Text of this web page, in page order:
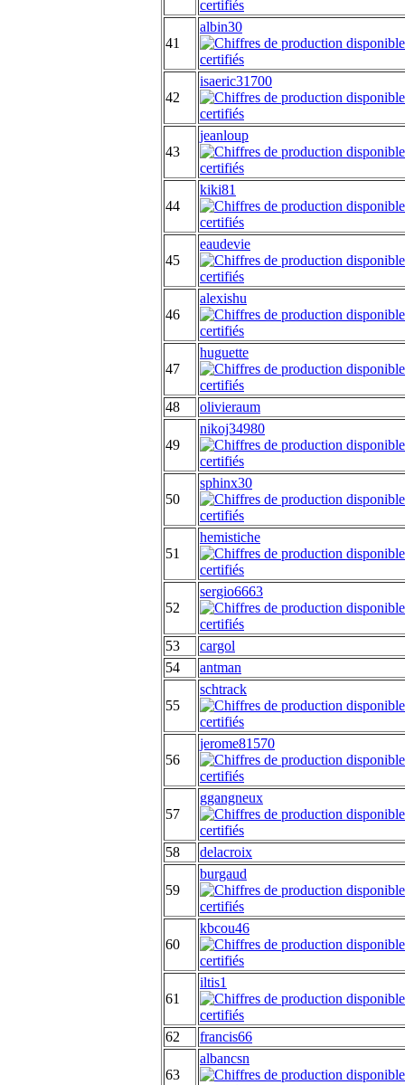
41
albin30
42
isaeric31700
43
jeanloup
44
kiki81
45
eaudevie
46
alexishu
47
huguette
48 olivieraum
49
nikoj34980
50
sphinx30
51
hemistiche
52
sergio6663
53
cargol
54
antman
55
schtrack
56
jerome81570
57
ggangneux
58 delacroix
59
burgaud
60
kbcou46
61
iltis1
62 francis66
63
albancsn